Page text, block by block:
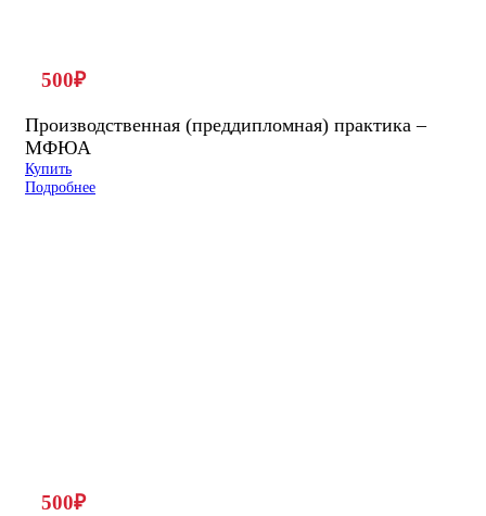
500₽
Производственная (преддипломная) практика –
МФЮА
Купить
Подробнее
500₽